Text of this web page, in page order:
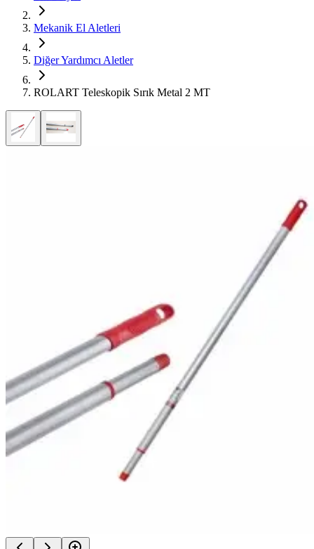
Mekanik El Aletleri
Diğer Yardımcı Aletler
ROLART Teleskopik Sırık Metal 2 MT